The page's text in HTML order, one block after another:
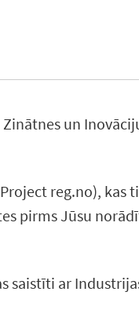
un
reg.no), kas
pirms Jūsu
saistīti ar